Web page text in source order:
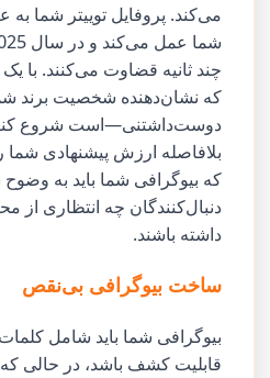
می‌کند. پروفایل توییتر شما به
چند ثانیه قضاوت می‌کنند. با
که نشان‌دهنده شخصیت برند
دوست‌داشتنی—است شروع
بلافاصله ارزش پیشنهادی شما
که بیوگرافی شما باید به وضوح
دنبال‌کنندگان چه انتظاری از
داشته باشند.
ساخت بیوگرافی بی‌نقص
بیوگرافی شما باید شامل
قابلیت کشف باشد، در حالی